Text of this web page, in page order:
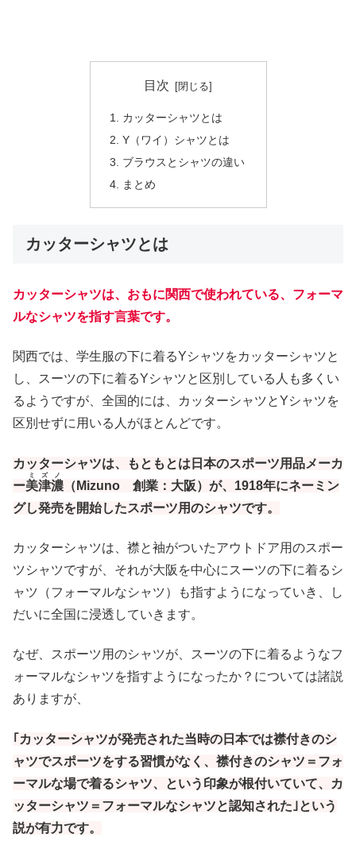
目次
カッターシャツとは
Y（ワイ）シャツとは
ブラウスとシャツの違い
まとめ
カッターシャツとは
カッターシャツは、おもに関西で使われている、フォーマ
ルなシャツを指す言葉です。
関西では、学生服の下に着るYシャツをカッターシャツと
し、スーツの下に着るYシャツと区別している人も多くい
るようですが、全国的には、カッターシャツとYシャツを
区別せずに用いる人がほとんどです。
カッターシャツは、もともとは日本のスポーツ用品メーカ
ー美津濃
ミズノ
（Mizuno 創業：大阪）が、1918年にネーミン
グし発売を開始したスポーツ用のシャツです。
カッターシャツは、襟と袖がついたアウトドア用のスポー
ツシャツですが、それが大阪を中心にスーツの下に着るシ
ャツ（フォーマルなシャツ）も指すようになっていき、し
だいに全国に浸透していきます。
なぜ、スポーツ用のシャツが、スーツの下に着るようなフ
ォーマルなシャツを指すようになったか？については諸説
ありますが、
｢カッターシャツが発売された当時の日本では襟付きのシ
ャツでスポーツをする習慣がなく、襟付きのシャツ＝フォ
ーマルな場で着るシャツ、という印象が根付いていて、カ
ッターシャツ＝フォーマルなシャツと認知された｣という
説が有力です。